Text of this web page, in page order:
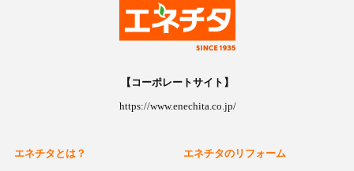
【コーポレートサイト】
https://www.enechita.co.jp/
エネチタとは？ エネチタのリフォーム